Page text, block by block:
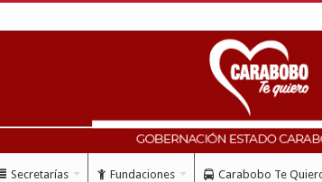
Secretarías Fundaciones Carabobo Te